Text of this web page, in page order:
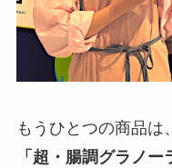
もうひとつの商品は
「超・腸調グラノー